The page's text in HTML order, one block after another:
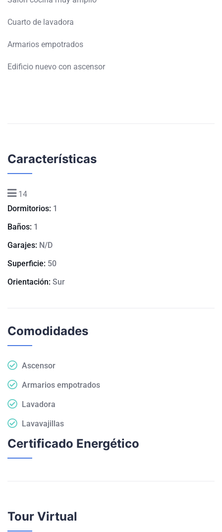
Cuarto de lavadora
Armarios empotrados
Edificio nuevo con ascensor
Características
14
Dormitorios: 1
Baños: 1
Garajes: N/D
Superficie: 50
Orientación: Sur
Comodidades
Ascensor
Armarios empotrados
Lavadora
Lavavajillas
Certificado Energético
Tour Virtual